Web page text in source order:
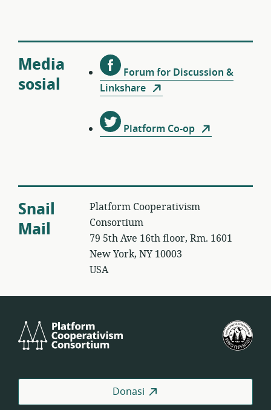
Media
sosial
Forum for Discussion &
Linkshare
Platform Co-op
Snail
Mail
Platform Cooperativism
Consortium
79 5th Ave 16th floor, Rm. 1601
New York, NY 10003
USA
Cooperativism
Donasi